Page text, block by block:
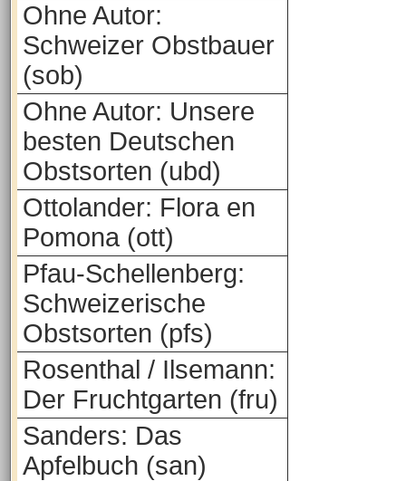
Ohne Autor:
Schweizer Obstbauer
(sob)
Ohne Autor: Unsere
besten Deutschen
Obstsorten (ubd)
Ottolander: Flora en
Pomona (ott)
Pfau-Schellenberg:
Schweizerische
Obstsorten (pfs)
Rosenthal / Ilsemann:
Der Fruchtgarten (fru)
Sanders: Das
Apfelbuch (san)